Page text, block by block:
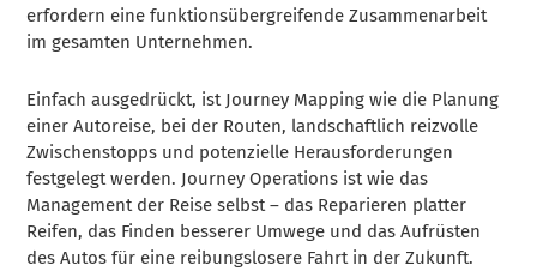
erfordern eine funktionsübergreifende Zusammenarbeit
im gesamten Unternehmen.
Einfach ausgedrückt, ist Journey Mapping wie die Planung
einer Autoreise, bei der Routen, landschaftlich reizvolle
Zwischenstopps und potenzielle Herausforderungen
festgelegt werden. Journey Operations ist wie das
Management der Reise selbst – das Reparieren platter
Reifen, das Finden besserer Umwege und das Aufrüsten
des Autos für eine reibungslosere Fahrt in der Zukunft.